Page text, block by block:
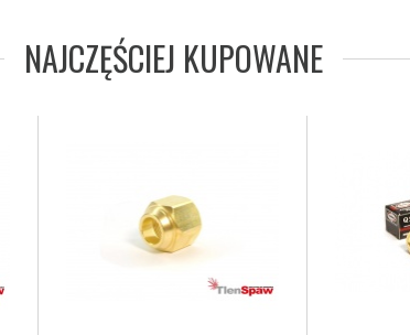
NAJCZĘŚCIEJ KUPOWANE